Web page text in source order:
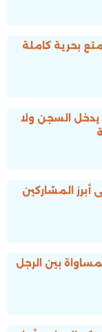
بحرية كاملة
السجن ولا
أبرز المشاركين
بين الرجل